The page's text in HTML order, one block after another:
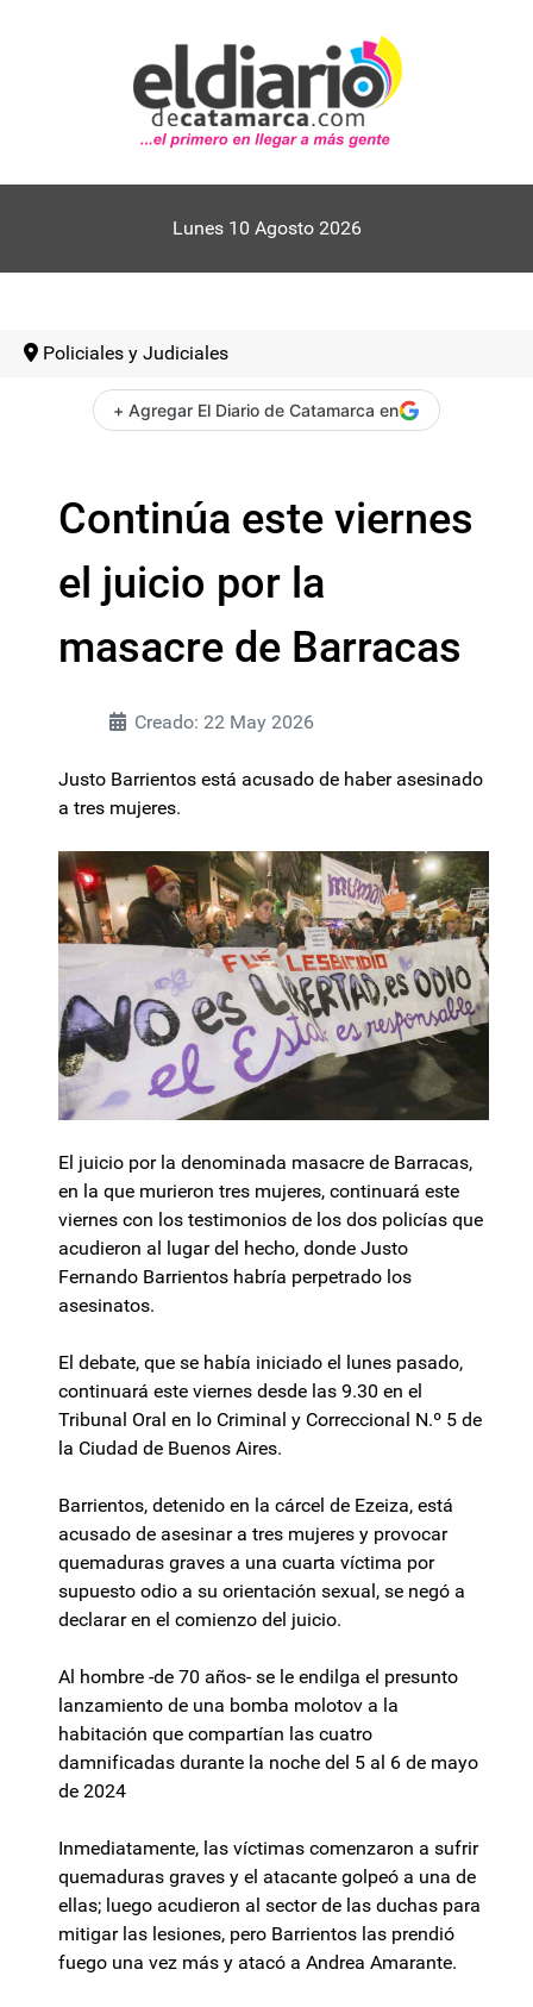
Lunes 10 Agosto 2026
Policiales y Judiciales
+ Agregar El Diario de Catamarca en
Continúa este viernes
el juicio por la
masacre de Barracas
Creado: 22 May 2026
Justo Barrientos está acusado de haber asesinado
a tres mujeres.
El juicio por la denominada masacre de Barracas,
en la que murieron tres mujeres, continuará este
viernes con los testimonios de los dos policías que
acudieron al lugar del hecho, donde Justo
Fernando Barrientos habría perpetrado los
asesinatos.
El debate, que se había iniciado el lunes pasado,
continuará este viernes desde las 9.30 en el
Tribunal Oral en lo Criminal y Correccional N.º 5 de
la Ciudad de Buenos Aires.
Barrientos, detenido en la cárcel de Ezeiza, está
acusado de asesinar a tres mujeres y provocar
quemaduras graves a una cuarta víctima por
supuesto odio a su orientación sexual, se negó a
declarar en el comienzo del juicio.
Al hombre -de 70 años- se le endilga el presunto
lanzamiento de una bomba molotov a la
habitación que compartían las cuatro
damnificadas durante la noche del 5 al 6 de mayo
de 2024
Inmediatamente, las víctimas comenzaron a sufrir
quemaduras graves y el atacante golpeó a una de
ellas; luego acudieron al sector de las duchas para
mitigar las lesiones, pero Barrientos las prendió
fuego una vez más y atacó a Andrea Amarante.